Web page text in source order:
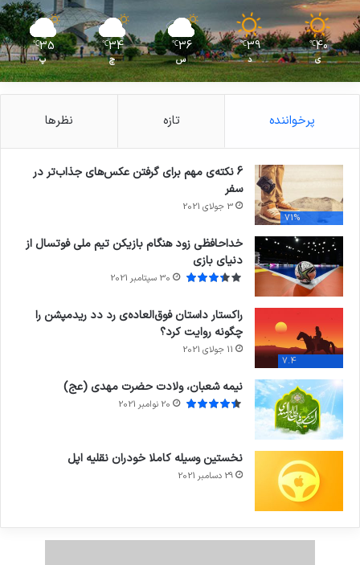
40
℃
ی
39
℃
د
36
℃
س
34
℃
چ
35
℃
پ
پرخواننده تازه نظرها
71%
6 نکته‌ی مهم برای گرفتن عکس‌های جذاب‌تر در
سفر
3 جولای 2021
خداحافظی زود هنگام بازیکن تیم ملی فوتسال از
دنیای بازی
30 سپتامبر 2021
7.4
راکستار داستان فوق‌العاده‌ی رد دد ریدمپشن را
چگونه روایت کرد؟
11 جولای 2021
نیمه شعبان، ولادت حضرت مهدی (عج)
20 نوامبر 2021
نخستین وسیله کاملا خودران نقلیه اپل
29 دسامبر 2021